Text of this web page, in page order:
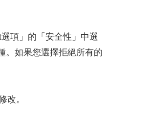
項」的「安全性」中選
。如果您選擇拒絕所有的
改。